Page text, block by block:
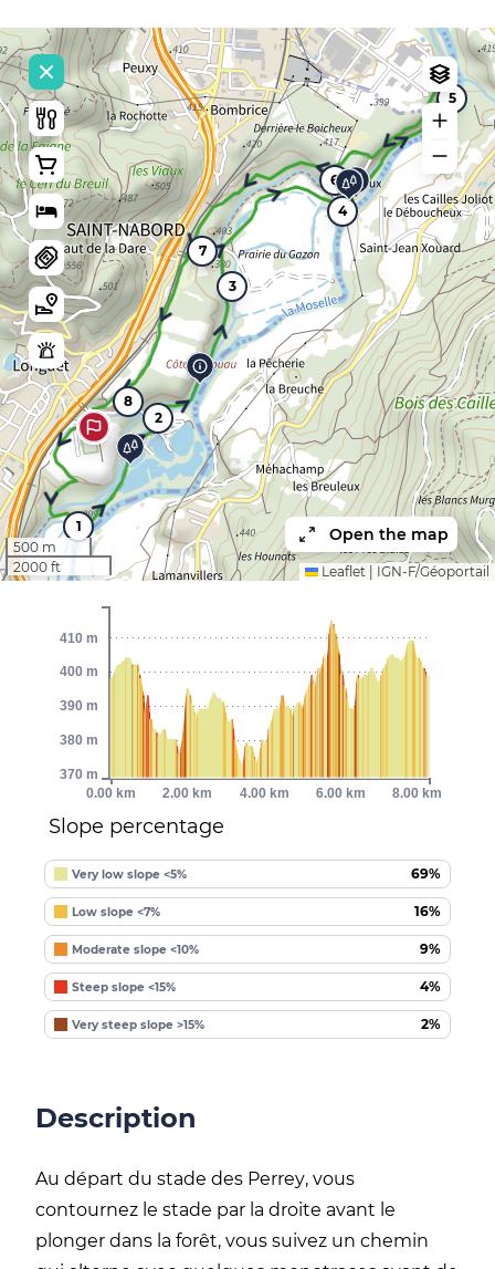
1
2
3
4
5
6
7
8
500 m
2000 ft
Open the map
Leaflet IGN-F/Géoportail
Slope percentage
Very low slope <5% 69%
Low slope <7% 16%
Moderate slope <10% 9%
Steep slope <15% 4%
Very steep slope >15% 2%
0.00 km 2.00 km 4.00 km 6.00 km 8.00 km
370 m
380 m
390 m
400 m
410 m
Description
Au départ du stade des Perrey, vous
contournez le stade par la droite avant le
plonger dans la forêt, vous suivez un chemin